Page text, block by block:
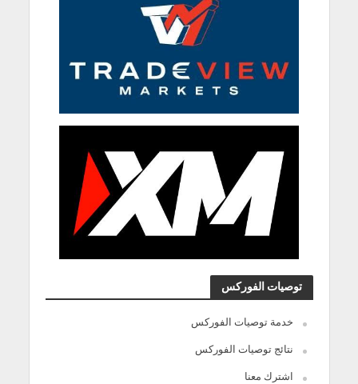
توصيات الفوركس
خدمة توصيات الفوركس
نتائج توصيات الفوركس
اشترك معنا